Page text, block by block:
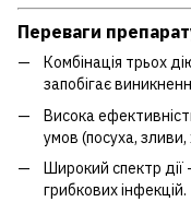
Переваги
Комбінація трьох
запобігає
Висока
умов (посуха,
Широкий спектр
грибкових інфекцій.